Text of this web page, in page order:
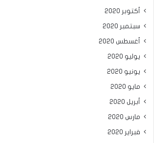
أكتوبر 2020
سبتمبر 2020
أغسطس 2020
يوليو 2020
يونيو 2020
مايو 2020
أبريل 2020
مارس 2020
فبراير 2020